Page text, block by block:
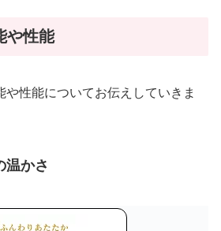
や性能
性能についてお伝えしていきま
温かさ